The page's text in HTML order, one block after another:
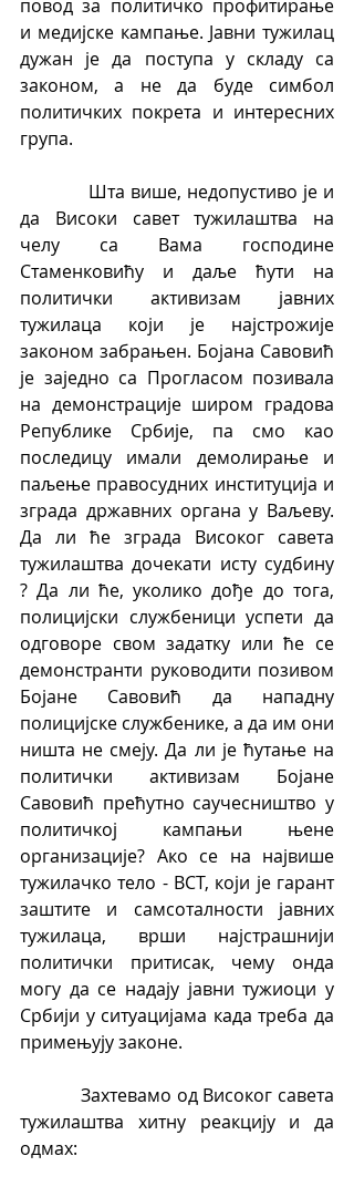
повод за политичко профитирање
и медијске кампање. Јавни тужилац
дужан је да поступа у складу са
законом, а не да буде симбол
политичких покрета и интересних
група.
Шта више, недопустиво је и
да Високи савет тужилаштва на
челу са Вама господине
Стаменковићу и даље ћути на
политички активизам јавних
тужилаца који је најстрожије
законом забрањен. Бојана Савовић
је заједно са Прогласом позивала
на демонстрације широм градова
Републике Србије, па смо као
последицу имали демолирање и
паљење правосудних институција и
зграда државних органа у Ваљеву.
Да ли ће зграда Високог савета
тужилаштва дочекати исту судбину
? Да ли ће, уколико дође до тога,
полицијски службеници успети да
одговоре свом задатку или ће се
демонстранти руководити позивом
Бојане Савовић да нападну
полицијске службенике, а да им они
ништа не смеју. Да ли је ћутање на
политички активизам Бојане
Савовић прећутно саучесништво у
политичкој кампањи њене
организације? Ако се на највише
тужилачко тело - ВСТ, који је гарант
заштите и самсоталности јавних
тужилаца, врши најстрашнији
политички притисак, чему онда
могу да се надају јавни тужиоци у
Србији у ситуацијама када треба да
примењују законе.
Захтевамо од Високог савета
тужилаштва хитну реакцију и да
одмах: